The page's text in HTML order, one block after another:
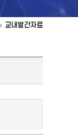
교내발간자료